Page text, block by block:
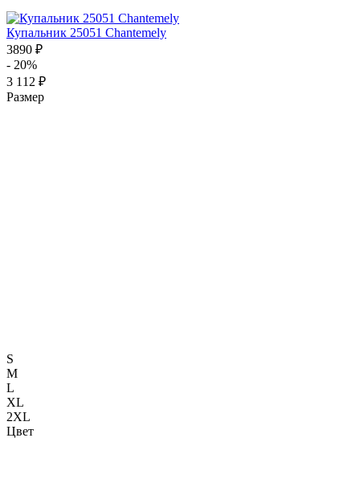
Купальник 25051 Chantemely
3890 ₽
- 20%
3 112 ₽
Размер
S
M
L
XL
2XL
Цвет